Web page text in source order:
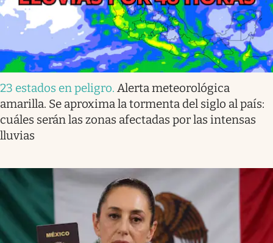
23 estados en peligro. Alerta meteorológica
amarilla. Se aproxima la tormenta del siglo al país:
cuáles serán las zonas afectadas por las intensas
lluvias